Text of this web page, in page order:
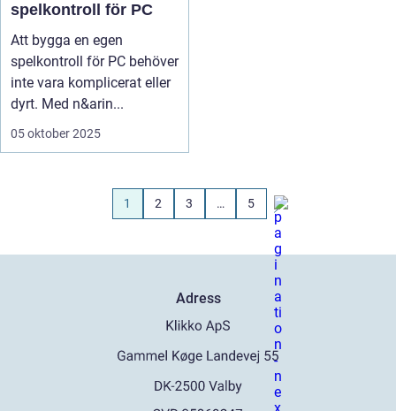
spelkontroll för PC
Att bygga en egen
spelkontroll för PC behöver
inte vara komplicerat eller
dyrt. Med n&arin...
05 oktober 2025
1 2 3 … 5
Adress